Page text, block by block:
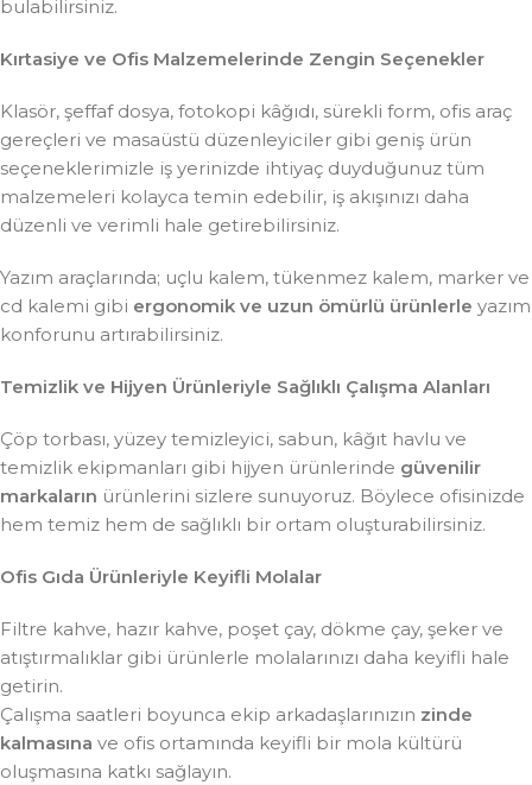
bulabilirsiniz.
Kırtasiye ve Ofis Malzemelerinde Zengin Seçenekler
Klasör, şeffaf dosya, fotokopi kâğıdı, sürekli form, ofis araç
gereçleri ve masaüstü düzenleyiciler gibi geniş ürün
seçeneklerimizle iş yerinizde ihtiyaç duyduğunuz tüm
malzemeleri kolayca temin edebilir, iş akışınızı daha
düzenli ve verimli hale getirebilirsiniz.
Yazım araçlarında; uçlu kalem, tükenmez kalem, marker ve
cd kalemi gibi ergonomik ve uzun ömürlü ürünlerle yazım
konforunu artırabilirsiniz.
Temizlik ve Hijyen Ürünleriyle Sağlıklı Çalışma Alanları
Çöp torbası, yüzey temizleyici, sabun, kâğıt havlu ve
temizlik ekipmanları gibi hijyen ürünlerinde güvenilir
markaların ürünlerini sizlere sunuyoruz. Böylece ofisinizde
hem temiz hem de sağlıklı bir ortam oluşturabilirsiniz.
Ofis Gıda Ürünleriyle Keyifli Molalar
Filtre kahve, hazır kahve, poşet çay, dökme çay, şeker ve
atıştırmalıklar gibi ürünlerle molalarınızı daha keyifli hale
getirin.
Çalışma saatleri boyunca ekip arkadaşlarınızın zinde
kalmasına ve ofis ortamında keyifli bir mola kültürü
oluşmasına katkı sağlayın.